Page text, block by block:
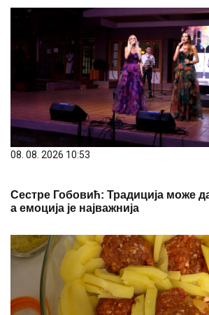
08. 08. 2026 10:53
Сестре Гобовић: Традиција може
а емоција је најважнија